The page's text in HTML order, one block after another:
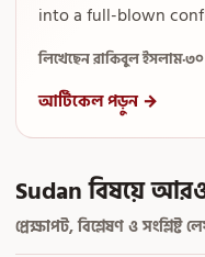
into a full-blown
লিখেছেন রাকিবুল ইসলাম·৩০
আর্টিকেল পড়ুন →
Sudan বিষয়ে
প্রেক্ষাপট, বিশ্লেষণ ও সংশ্লিষ্ট